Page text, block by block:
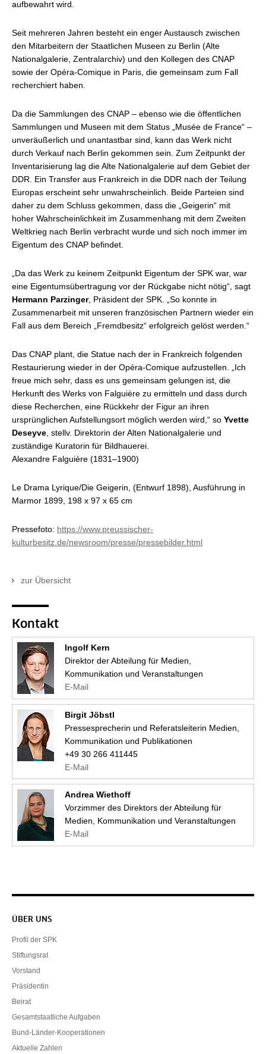
aufbewahrt wird.
Seit mehreren Jahren besteht ein enger Austausch zwischen
den Mitarbeitern der Staatlichen Museen zu Berlin (Alte
Nationalgalerie, Zentralarchiv) und den Kollegen des CNAP
sowie der Opéra-Comique in Paris, die gemeinsam zum Fall
recherchiert haben.
Da die Sammlungen des CNAP – ebenso wie die öffentlichen
Sammlungen und Museen mit dem Status „Musée de France“ –
unveräußerlich und unantastbar sind, kann das Werk nicht
durch Verkauf nach Berlin gekommen sein. Zum Zeitpunkt der
Inventarisierung lag die Alte Nationalgalerie auf dem Gebiet der
DDR. Ein Transfer aus Frankreich in die DDR nach der Teilung
Europas erscheint sehr unwahrscheinlich. Beide Parteien sind
daher zu dem Schluss gekommen, dass die „Geigerin“ mit
hoher Wahrscheinlichkeit im Zusammenhang mit dem Zweiten
Weltkrieg nach Berlin verbracht wurde und sich noch immer im
Eigentum des CNAP befindet.
„Da das Werk zu keinem Zeitpunkt Eigentum der SPK war, war
eine Eigentumsübertragung vor der Rückgabe nicht nötig“, sagt
Hermann Parzinger, Präsident der SPK. „So konnte in
Zusammenarbeit mit unseren französischen Partnern wieder ein
Fall aus dem Bereich „Fremdbesitz“ erfolgreich gelöst werden.“
Das CNAP plant, die Statue nach der in Frankreich folgenden
Restaurierung wieder in der Opéra-Comique aufzustellen. „Ich
freue mich sehr, dass es uns gemeinsam gelungen ist, die
Herkunft des Werks von Falguière zu ermitteln und dass durch
diese Recherchen, eine Rückkehr der Figur an ihren
ursprünglichen Aufstellungsort möglich werden wird,“ so Yvette
Deseyve , stellv. Direktorin der Alten Nationalgalerie und
zuständige Kuratorin für Bildhauerei.
Alexandre Falguière (1831–1900)
Le Drama Lyrique/Die Geigerin, (Entwurf 1898), Ausführung in
Marmor 1899, 198 x 97 x 65 cm
Pressefoto: https://www.preussischer-
kulturbesitz.de/newsroom/presse/pressebilder.html
zur Übersicht
Kontakt
Ingolf Kern
Direktor der Abteilung für Medien,
Kommunikation und Veranstaltungen
E-Mail
Birgit Jöbstl
Pressesprecherin und Referatsleiterin Medien,
Kommunikation und Publikationen
+49 30 266 411445
E-Mail
Andrea Wiethoff
Vorzimmer des Direktors der Abteilung für
Medien, Kommunikation und Veranstaltungen
E-Mail
Servicenavigation
ÜBER UNS
Profil der SPK
Stiftungsrat
Vorstand
Präsidentin
Beirat
Gesamtstaatliche Aufgaben
Bund-Länder-Kooperationen
Aktuelle Zahlen